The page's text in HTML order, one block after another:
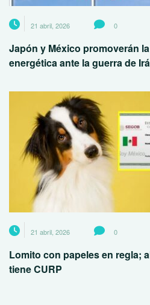
21 abril, 2026 0
Japón y México promoverán
energética ante la guerra de
21 abril, 2026 0
Lomito con papeles en regla;
tiene CURP